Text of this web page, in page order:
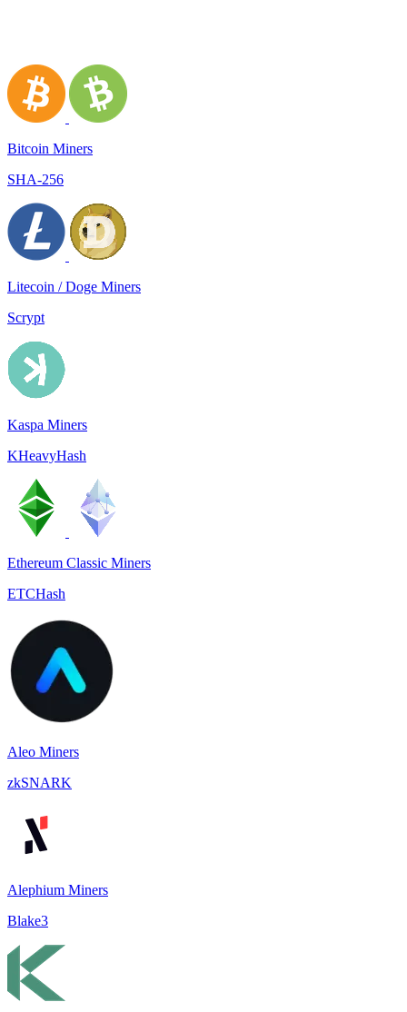
Bitcoin Miners
SHA-256
Litecoin / Doge Miners
Scrypt
Kaspa Miners
KHeavyHash
Ethereum Classic Miners
ETCHash
Aleo Miners
zkSNARK
Alephium Miners
Blake3